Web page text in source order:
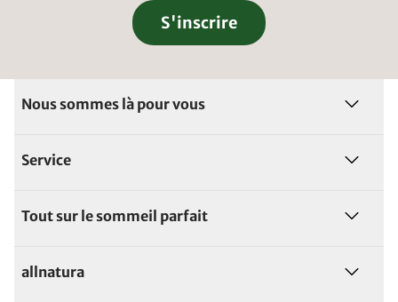
S'inscrire
Nous sommes là pour vous
Service
Tout sur le sommeil parfait
allnatura